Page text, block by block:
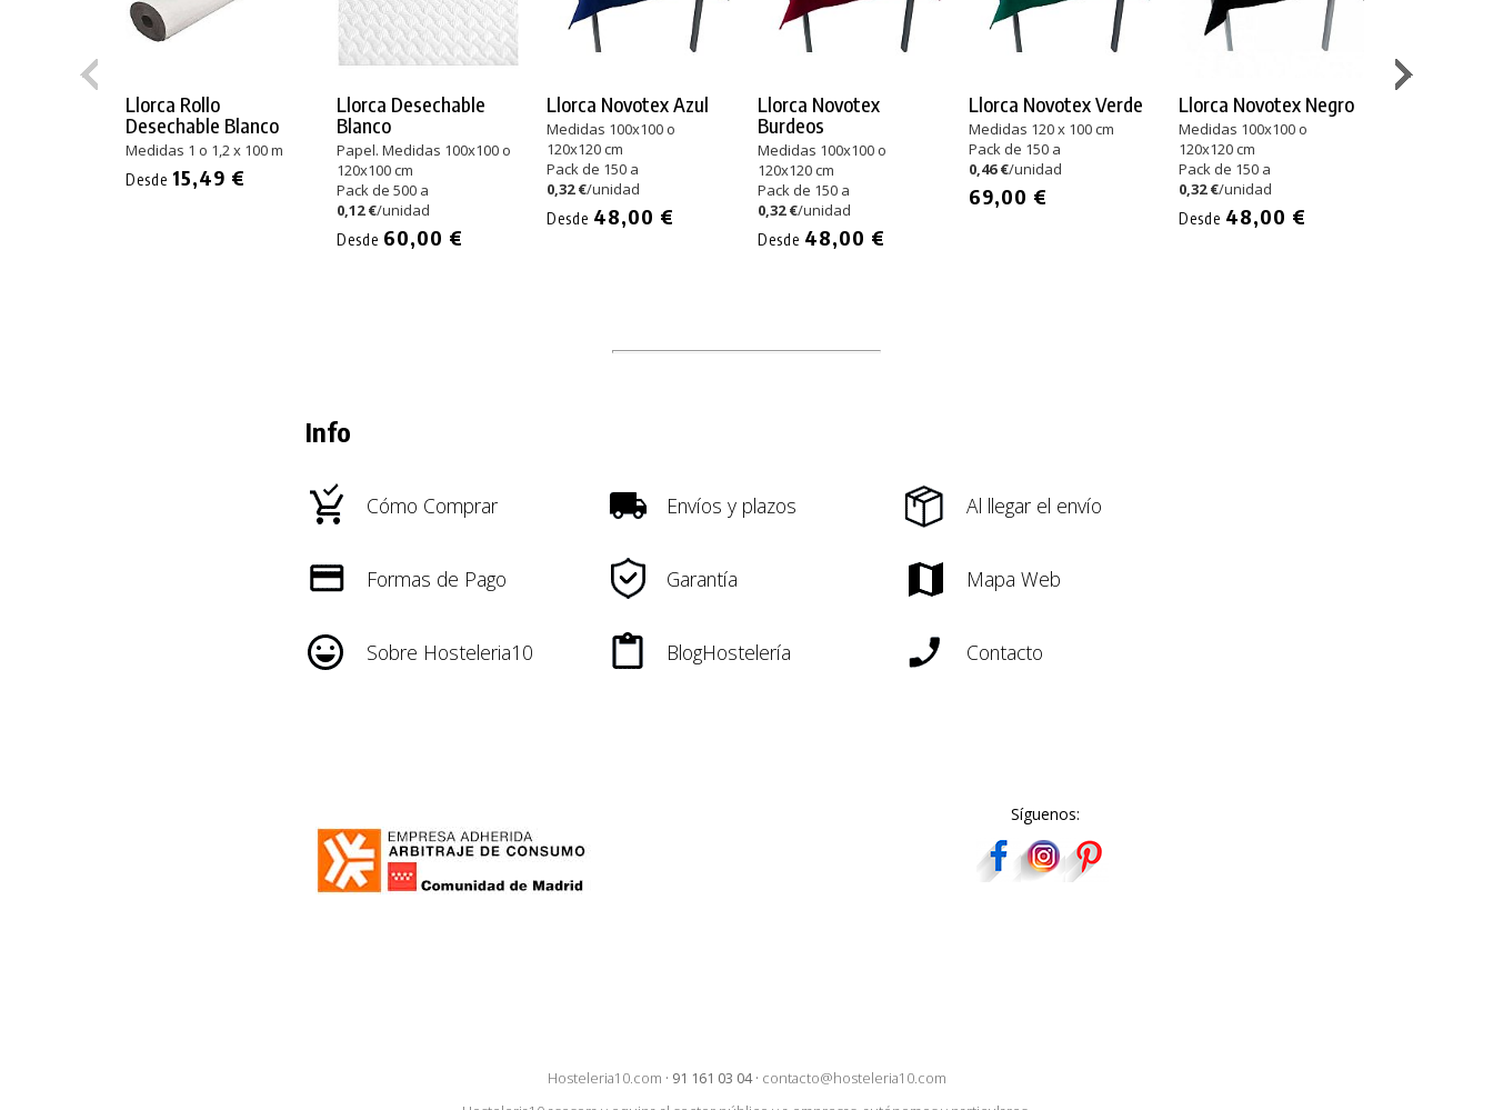
Llorca Rollo
Desechable Blanco
Medidas 1 o 1,2 x 100 m
Desde 15,49 €
Llorca Desechable
Blanco
Papel. Medidas 100x100 o
120x100 cm
Pack de 500 a
0,12 €/unidad
Desde 60,00 €
Llorca Novotex Azul
Medidas 100x100 o
120x120 cm
Pack de 150 a
0,32 €/unidad
Desde 48,00 €
Llorca Novotex
Burdeos
Medidas 100x100 o
120x120 cm
Pack de 150 a
0,32 €/unidad
Desde 48,00 €
Llorca Novotex Verde
Medidas 120 x 100 cm
Pack de 150 a
0,46 €/unidad
69,00 €
Llorca Novotex Negro
Medidas 100x100 o
120x120 cm
Pack de 150 a
0,32 €/unidad
Desde 48,00 €
Info
Cómo Comprar Envíos y plazos Al llegar el envío
Formas de Pago Garantía Mapa Web
Sobre Hosteleria10 BlogHostelería Contacto
Síguenos:
Hosteleria10.com · 91 161 03 04· contacto@hosteleria10.com